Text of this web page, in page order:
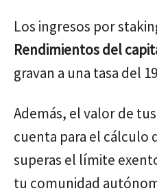
Los ingresos por
Rendimientos del
gravan a una tasa del
Además, el valor de
cuenta para el cálculo
superas el límite
tu comunidad